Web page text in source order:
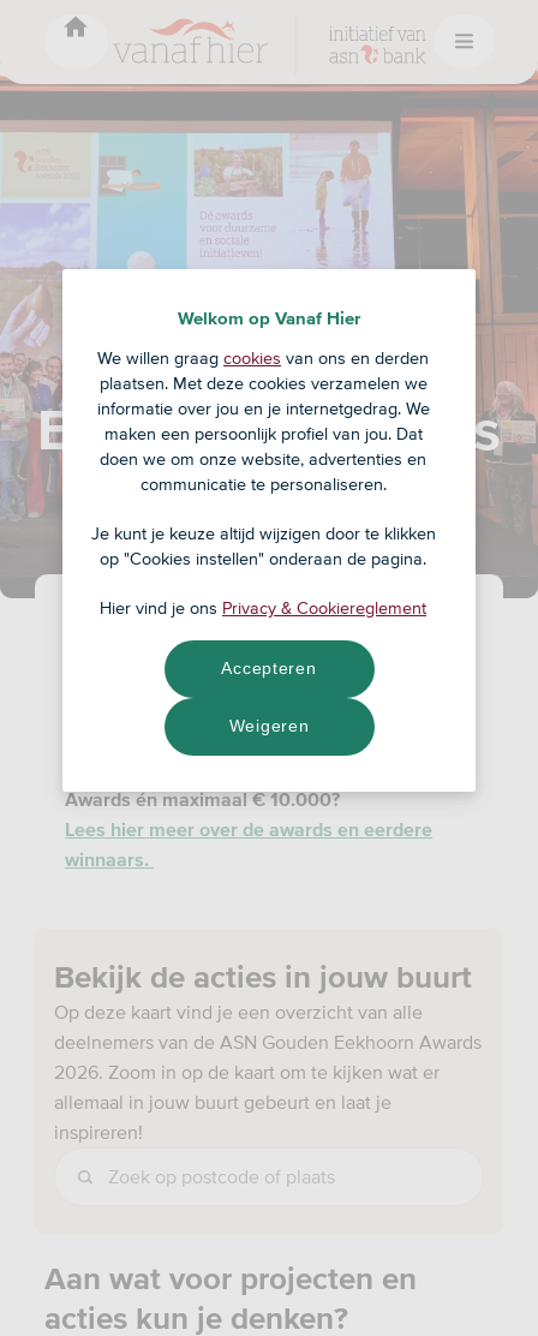
ASN Gouden
Eekhoorn Awards
2026
De aanmeldperiode is gesloten. Binnenkort
kun je stemmen op de finalisten. Onze jury
buigt zich nu over alle duurzame doeners en
sociale helden die zich hebben ingeschreven.
Je ziet ze hieronder op de kaart. Wie maakt er
Awards én maximaal € 10.000?
Lees hier meer over de awards en eerdere
winnaars.
Bekijk de acties in jouw buurt
Op deze kaart vind je een overzicht van alle
deelnemers van de ASN Gouden Eekhoorn Awards
2026. Zoom in op de kaart om te kijken wat er
allemaal in jouw buurt gebeurt en laat je
inspireren!
Aan wat voor projecten en
acties kun je denken?
Welkom op Vanaf Hier
We willen graag cookies van ons en derden
plaatsen. Met deze cookies verzamelen we
informatie over jou en je internetgedrag. We
maken een persoonlijk profiel van jou. Dat
doen we om onze website, advertenties en
communicatie te personaliseren.
Je kunt je keuze altijd wijzigen door te klikken
op "Cookies instellen" onderaan de pagina.
Hier vind je ons Privacy & Cookiereglement
Weigeren
Accepteren